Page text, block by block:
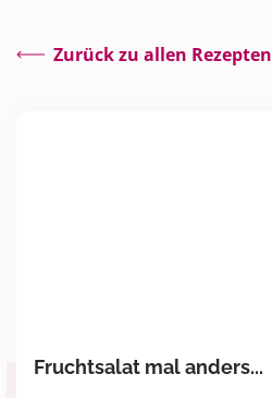
Zurück zu allen Rezepten
Fruchtsalat mal anders...